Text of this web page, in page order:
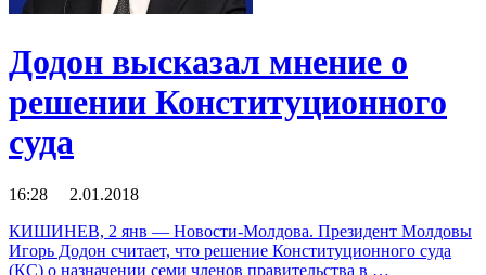
Додон высказал мнение о
решении Конституционного
суда
16:28 2.01.2018
КИШИНЕВ, 2 янв — Новости-Молдова. Президент Молдовы
Игорь Додон считает, что решение Конституционного суда
(КС) о назначении семи членов правительства в …